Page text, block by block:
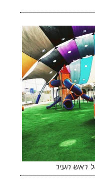
ראש העיר